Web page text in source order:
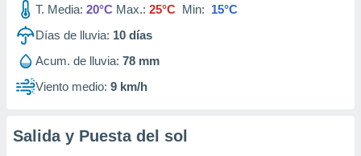
T. Media: 20°C Max.: 25°C Min: 15°C
Días de lluvia: 10 días
Acum. de lluvia: 78 mm
Viento medio: 9 km/h
Salida y Puesta del sol